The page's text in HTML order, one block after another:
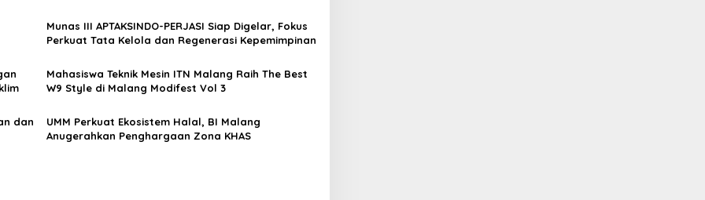
Munas III APTAKSINDO-PERJASI Siap Digelar, Fokus
Perkuat Tata Kelola dan Regenerasi Kepemimpinan
Mahasiswa Teknik Mesin ITN Malang Raih The Best
W9 Style di Malang Modifest Vol 3
dan
UMM Perkuat Ekosistem Halal, BI Malang
Anugerahkan Penghargaan Zona KHAS